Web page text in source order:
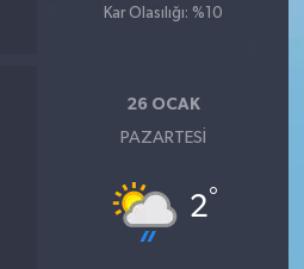
Kar Olasılığı: %10
26 OCAK
PAZARTESI
2°